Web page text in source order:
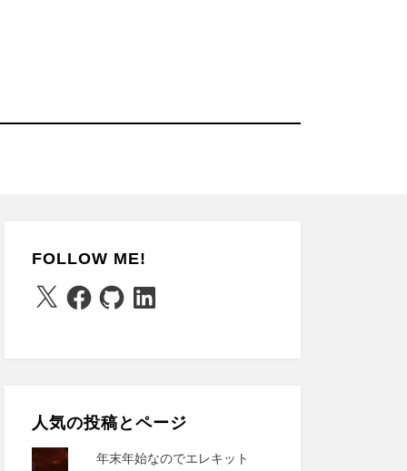
FOLLOW ME!
X Facebook
GitHubLinkedIn
人気の投稿とページ
年末年始なのでエレキット